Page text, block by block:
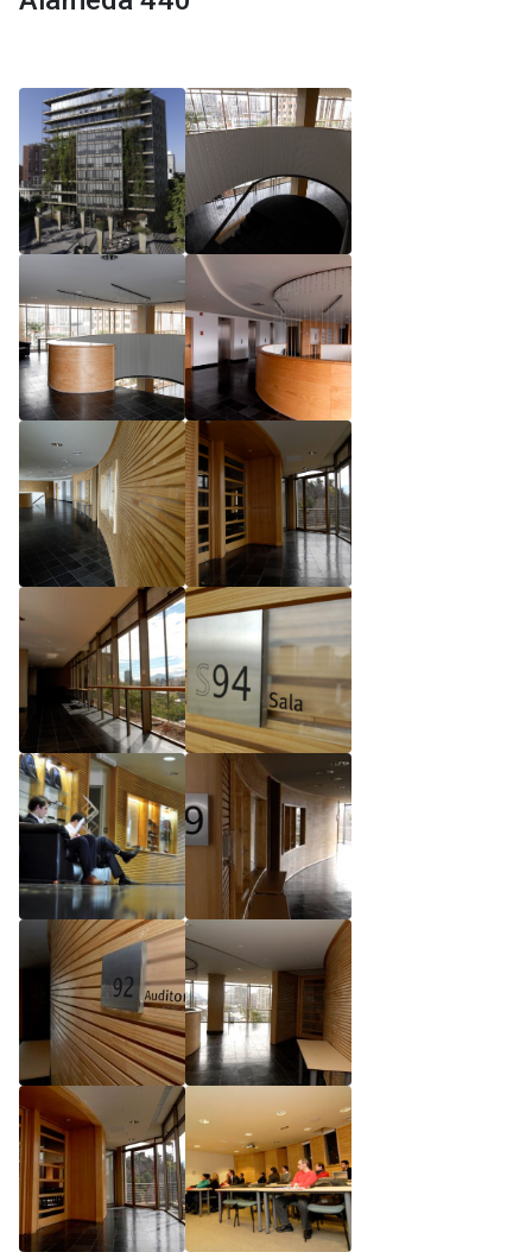
Reglamento de Magíster, Pontificia Universidad
Universidad Católica de Chile
Reglamento de Magíster, Pontificia Universidad
Católica de Chile LLM UC 2025
Reglamento de Seminarios de Graduación
Programa de Magíster en Derecho, LLM 2025